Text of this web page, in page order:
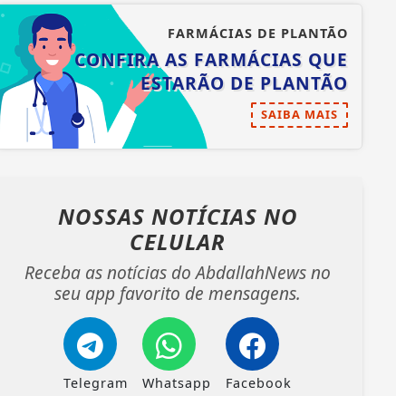
FARMÁCIAS DE PLANTÃO
CONFIRA AS FARMÁCIAS QUE
ESTARÃO DE PLANTÃO
SAIBA MAIS
NOSSAS NOTÍCIAS NO
CELULAR
Receba as notícias do AbdallahNews no
seu app favorito de mensagens.
Telegram Whatsapp Facebook